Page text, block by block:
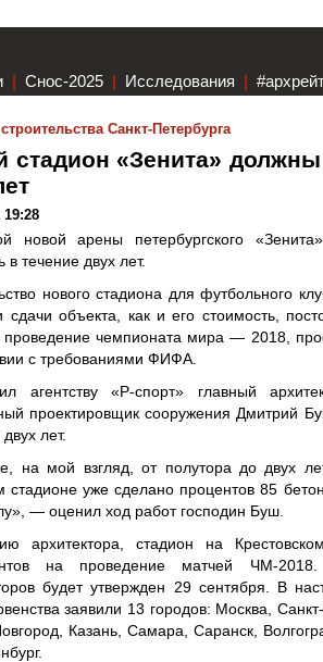
| Снос-2025 | Исследования |
Санкт-Петербурга
стадион «Зенита» должны
19:28
новой арены петербургского
в течение двух лет.
нового стадиона для футбольного
сдачи объекта, как и его стоимость,
проведение чемпионата мира — 2018,
с требованиями ФИФА.
агентству «Р-спорт» главный
проектировщик сооружения Дмитрий
лет.
на мой взгляд, от полутора до двух
стадионе уже сделано процентов 85
— оценил ход работ господин Буш.
архитектора, стадион на
на проведение матчей ЧМ-2018.
будет утвержден 29 сентября. В
заявили 13 городов: Москва,
Казань, Самара, Саранск,